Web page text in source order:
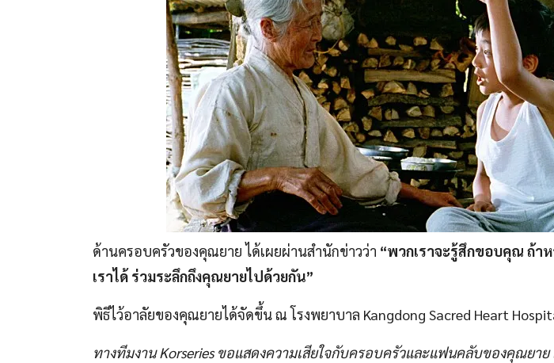
ด้านครอบครัวของคุณยาย ได้เผยผ่านสำนักข่าวว่า “พวกเราจะรู้สึกขอบคุณ ถ้
เราได้ ร่วมระลึกถึงคุณยายไปด้วยกัน”
พิธีไว้อาลัยของคุณยายได้จัดขึ้น ณ โรงพยาบาล Kangdong Sacred Heart
ทางทีมงาน Korseries ขอแสดงความเสียใจกับครอบครัวและแฟนคลับของคุณย